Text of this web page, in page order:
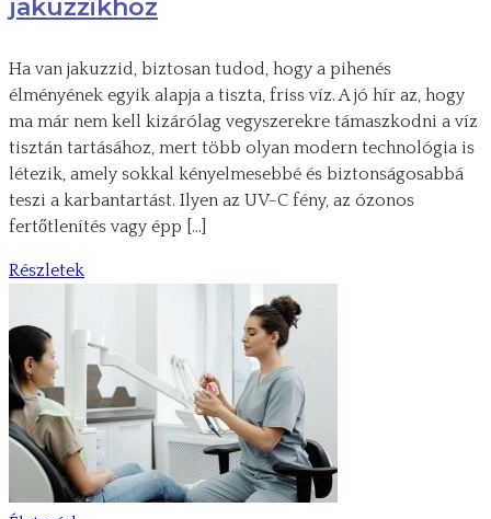
jakuzzikhoz
Ha van jakuzzid, biztosan tudod, hogy a pihenés
élményének egyik alapja a tiszta, friss víz. A jó hír az, hogy
ma már nem kell kizárólag vegyszerekre támaszkodni a víz
tisztán tartásához, mert több olyan modern technológia is
létezik, amely sokkal kényelmesebbé és biztonságosabbá
teszi a karbantartást. Ilyen az UV-C fény, az ózonos
fertőtlenítés vagy épp […]
Részletek